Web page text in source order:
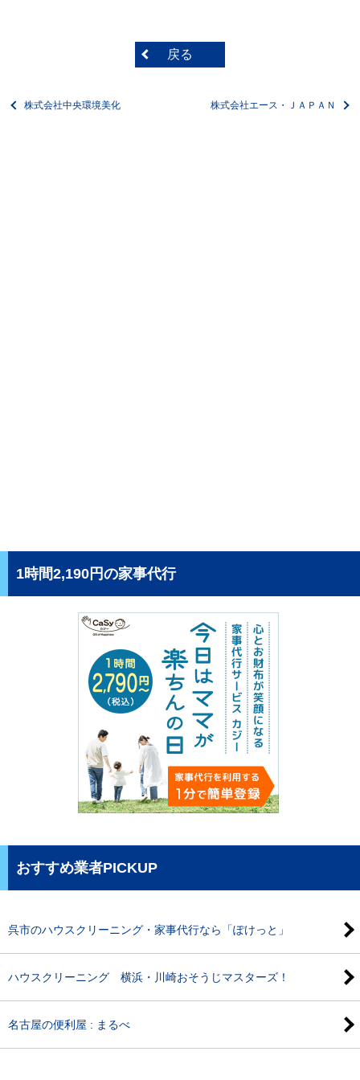
戻る
株式会社中央環境美化 株式会社エース・ＪＡＰＡＮ
1時間2,190円の家事代行
おすすめ業者PICKUP
呉市のハウスクリーニング・家事代行なら「ぽけっと」
ハウスクリーニング 横浜・川崎おそうじマスターズ！
名古屋の便利屋 : まるべ